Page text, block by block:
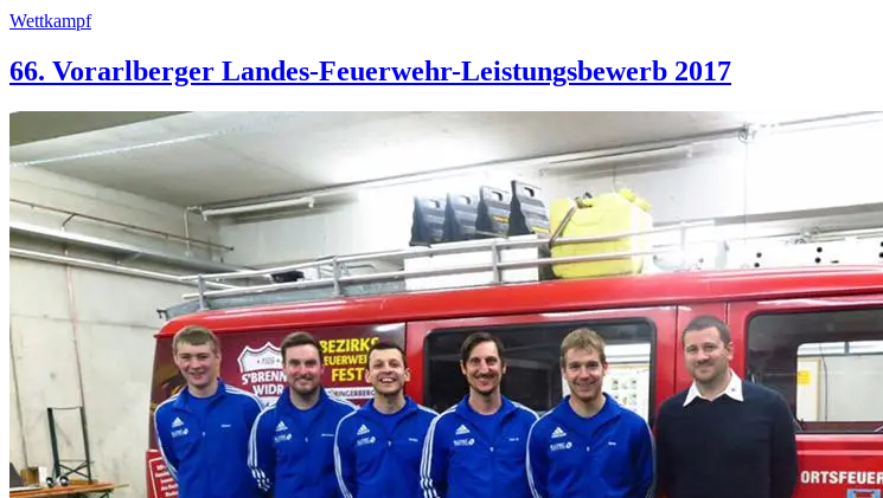
Wettkampf
66. Vorarlberger Landes-Feuerwehr-Leistungsbewerb 2017